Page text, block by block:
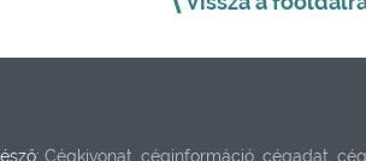
Cégkivonat, céginformáció, cégadat,